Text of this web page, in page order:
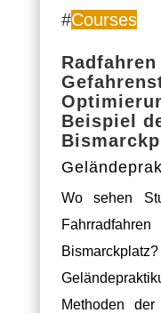
#Courses
Beispiel
Wo sehen
Methoden der